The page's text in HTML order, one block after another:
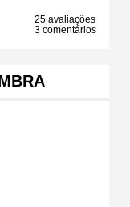
25 avaliações
3 comentários